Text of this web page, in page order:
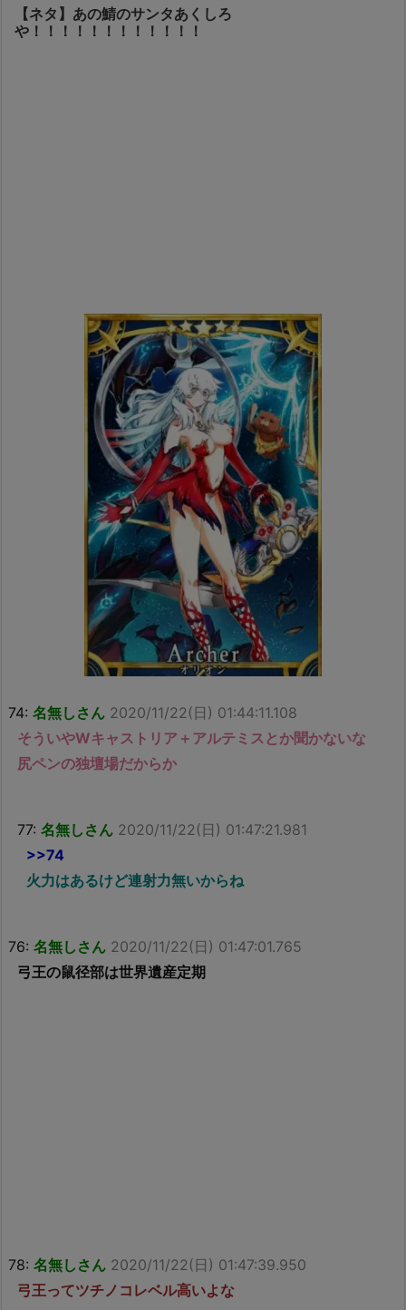
【ネタ】あの鯖のサンタあくしろ
や！！！！！！！！！！！！
74: 名無しさん 2020/11/22(日) 01:44:11.108
そういやWキャストリア＋アルテミスとか聞かないな
尻ペンの独壇場だからか
77: 名無しさん 2020/11/22(日) 01:47:21.981
>>74
火力はあるけど連射力無いからね
76: 名無しさん 2020/11/22(日) 01:47:01.765
弓王の鼠径部は世界遺産定期
78: 名無しさん 2020/11/22(日) 01:47:39.950
弓王ってツチノコレベル高いよな